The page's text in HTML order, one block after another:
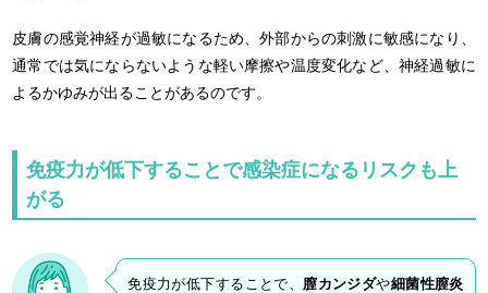
皮膚の感覚神経が過敏になるため、外部からの刺激に敏感になり、
通常では気にならないような軽い摩擦や温度変化など、神経過敏に
よるかゆみが出ることがあるのです。
免疫力が低下することで感染症になるリスクも上
がる
免疫力が低下することで、 膣カンジダや細菌性膣炎